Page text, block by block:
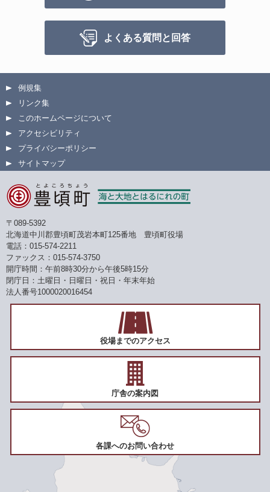
よくある質問と回答
例規集
リンク集
このホームページについて
アクセシビリティ
プライバシーポリシー
サイトマップ
〒089-5392
北海道中川郡豊頃町茂岩本町125番地 豊頃町役場
電話：015-574-2211
ファックス：015-574-3750
開庁時間：午前8時30分から午後5時15分
閉庁日：土曜日・日曜日・祝日・年末年始
法人番号1000020016454
役場までのアクセス
庁舎の案内図
各課へのお問い合わせ